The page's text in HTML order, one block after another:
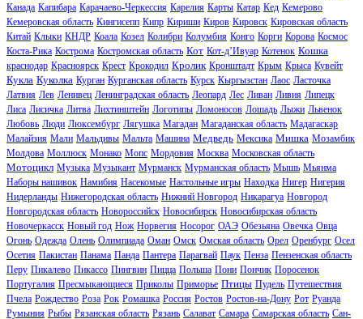
Канада Капибара Карачаево-Черкессия Карелия Карты Катар Кед Кемерово
Кемеровская область Кингисепп Кипр Кириши Киров Кировск Кировская область
Китай Клыки КНДР Коала Козел Колибри Колумбия Конго Корги Корова Космос
Коста-Рика Кострома Костромская область Кот Кот-д’Ивуар Котенок Кошка
краснодар Красноярск Крест Крокодил Кролик Кронштадт Крым Крыса Кувейт
Кукла Куколка Курган Курганская область Курск Кыргызстан Лаос Ласточка
Латвия Лев Ленивец Ленинградская область Леопард Лес Ливан Ливия Липецк
Лиса Лисичка Литва Лихтинштейн Логотипы Ломоносов Лошадь Лыжи Львенок
Любовь Люди Люксембург Лягушка Магадан Магаданская область Мадагаскар
Малайзия Мали Мальдивы Мальта Машина Медведь Мексика Мишка Мозамбик
Молдова Моллюск Монако Мопс Мордовия Москва Московская область
Мотоцикл Музыка Музыкант Мурманск Мурманская область Мышь Мьянма
Наборы нашивок Намибия Насекомые Настольные игры Находка Нигер Нигерия
Нидерланды Нижегородская область Нижний Новгород Никарагуа Новгород
Новгородская область Новороссийск Новосибирск Новосибирская область
Новочеркасск Новый год Нож Норвегия Носорог ОАЭ Обезьяна Овечка Овца
Огонь Одежда Олень Олимпиада Оман Омск Омская область Орел Оренбург Осел
Осетия Пакистан Панама Панда Пантера Парагвай Паук Пенза Пензенская область
Перу Пикалево Пикассо Пингвин Пицца Польша Пони Пончик Поросенок
Португалия Пресмыкающиеся Приколы Приморье Птицы Пудель Путешествия
Пчела Рождество Роза Рок Ромашка Россия Ростов Ростов-на-Дону Рот Руанда
Румыния Рыбы Рязанская область Рязань Салават Самара Самарская область Сан-